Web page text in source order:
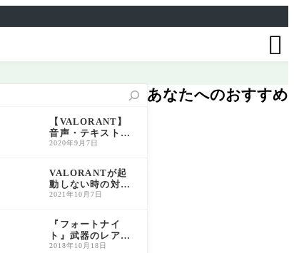

【VALORANT】
音声・テキスト言
語の変更方法につ
ラント】
2020年9月7日
VALORANTが起
動しない時の対処
法｜VAN9001/VA
26年最新】
2021年10月7日
『フォートナイ
ト』武器のレアリ
ティ一覧と特徴解
2018年10月18日
あなたへのおすすめ